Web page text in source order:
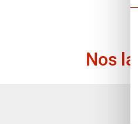
Nos